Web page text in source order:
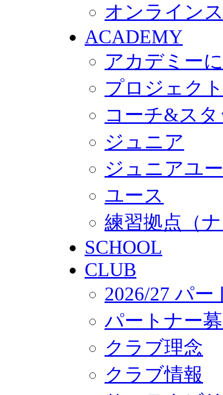
オンライン
ACADEMY
アカデミー
プロジェク
コーチ&ス
ジュニア
ジュニアユ
ユース
練習拠点（
SCHOOL
CLUB
2026/27 パ
パートナー
クラブ理念
クラブ情報